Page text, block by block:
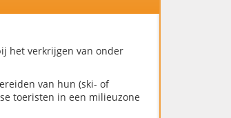
het verkrijgen van onder
van hun (ski- of
toeristen in een milieuzone